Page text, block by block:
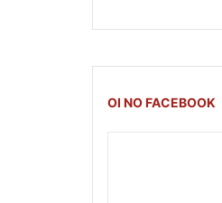
OI NO FACEBOOK